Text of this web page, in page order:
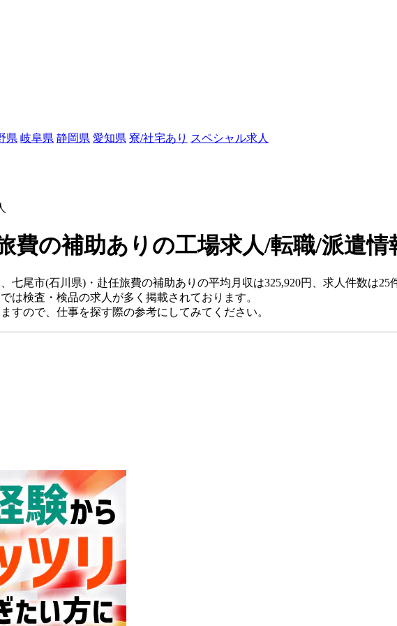
県 岐阜県 静岡県 愛知県 寮/社宅あり スペシャル求人
費の補助ありの工場求人/転職/派遣情
七尾市(石川県)・赴任旅費の補助ありの平均月収は325,920円、求人件数は25
は検査・検品の求人が多く掲載されております。
すので、仕事を探す際の参考にしてみてください。